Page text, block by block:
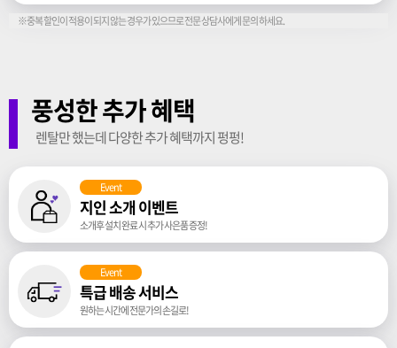
※중복 할인이 적용이 되지 않는 경우가 있으므로 전문 상담사에게 문의 하세요.
풍성한 추가 혜택
렌탈만 했는데 다양한 추가 혜택까지 펑펑!
Event
지인 소개 이벤트
소개후 설치 완료 시 추가 사은품 증정!
Event
특급 배송 서비스
원하는 시간에 전문가의 손길로!